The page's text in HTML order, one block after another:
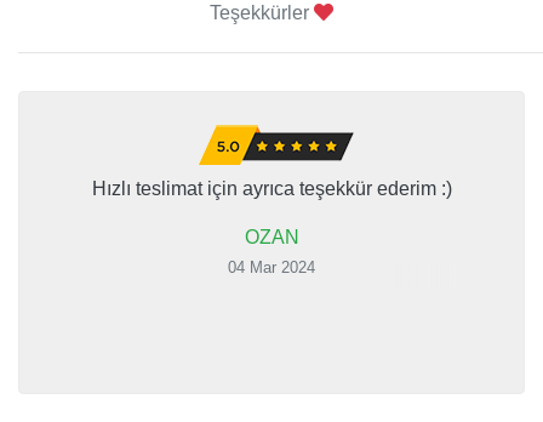
Teşekkürler
Hızlı teslimat için ayrıca teşekkür ederim :)
OZAN
04 Mar 2024